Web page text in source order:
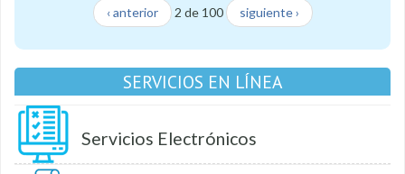
‹ anterior 2 de 100 siguiente ›
SERVICIOS EN LÍNEA
Servicios Electrónicos